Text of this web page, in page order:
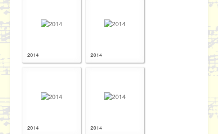
2014 2014
2014 2014